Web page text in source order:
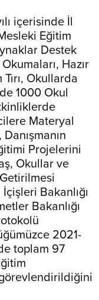
içerisinde İl
Eğitim
Destek
Hazır
Okullarda
1000 Okul
Materyal
Projelerini
Okullar ve
Bakanlığı
Bakanlığı
2021-
toplam 97